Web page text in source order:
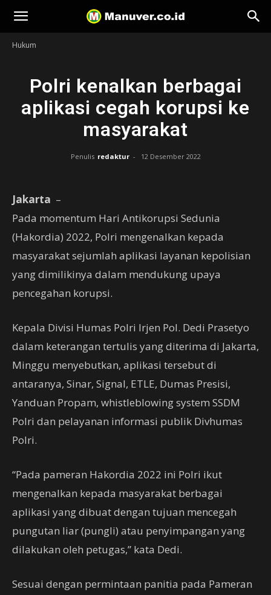
Manuver
Hukum
Polri kenalkan berbagai
aplikasi cegah korupsi ke
masyarakat
Penulis redaktur - 12 Desember 2022
Jakarta –
Pada momentum Hari Antikorupsi Sedunia
(Hakordia) 2022, Polri mengenalkan kepada
masyarakat sejumlah aplikasi layanan kepolisian
yang dimilikinya dalam mendukung upaya
pencegahan korupsi.
Kepala Divisi Humas Polri Irjen Pol. Dedi Prasetyo
dalam keterangan tertulis yang diterima di Jakarta,
Minggu menyebutkan, aplikasi tersebut di
antaranya, Sinar, Signal, ETLE, Dumas Presisi,
Yanduan Propam, whistleblowing system SSDM
Polri dan pelayanan informasi publik Divhumas
Polri.
“Pada pameran Hakordia 2022 ini Polri ikut
mengenalkan kepada masyarakat berbagai
aplikasi yang dibuat dengan tujuan mencegah
pungutan liar (pungli) atau penyimpangan yang
dilakukan oleh petugas,” kata Dedi.
Sesuai dengan permintaan panitia pada Pameran